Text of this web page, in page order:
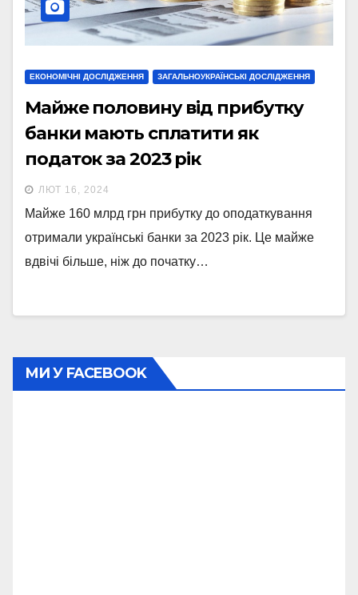
ЕКОНОМІЧНІ ДОСЛІДЖЕННЯ ЗАГАЛЬНОУКРАЇНСЬКІ ДОСЛІДЖЕННЯ
Майже половину від прибутку
банки мають сплатити як
податок за 2023 рік
ЛЮТ 16, 2024
Майже 160 млрд грн прибутку до оподаткування
отримали українські банки за 2023 рік. Це майже
вдвічі більше, ніж до початку…
МИ У FACEBOOK